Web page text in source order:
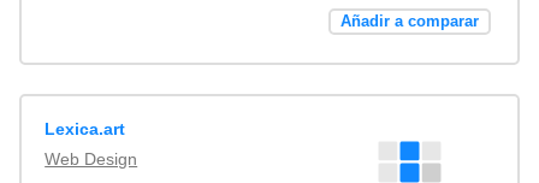
Añadir a comparar
Lexica.art
Web Design